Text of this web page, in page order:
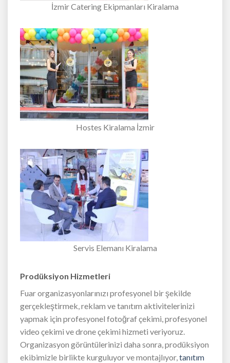
İzmir Catering Ekipmanları Kiralama
Hostes Kiralama İzmir
Servis Elemanı Kiralama
Prodüksiyon Hizmetleri
Fuar organizasyonlarınızı profesyonel bir şekilde
gerçekleştirmek, reklam ve tanıtım aktivitelerinizi
yapmak için profesyonel fotoğraf çekimi, profesyonel
video çekimi ve drone çekimi hizmeti veriyoruz.
Organizasyon görüntülerinizi daha sonra, prodüksiyon
ekibimizle birlikte kurguluyor ve montajlıyor,tanıtım